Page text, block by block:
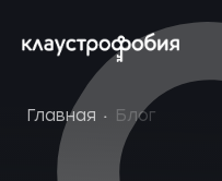
Главная Блог